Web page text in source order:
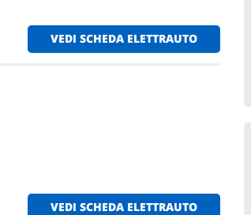
VEDI SCHEDA ELETTRAUTO
VEDI SCHEDA ELETTRAUTO